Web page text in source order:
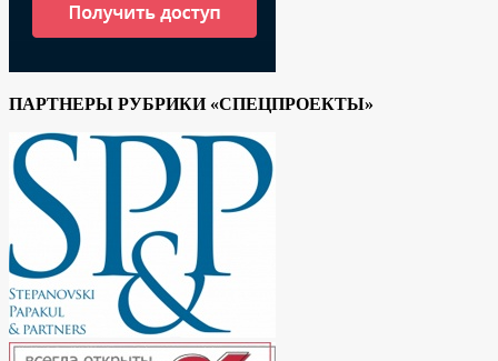
ПАРТНЕРЫ РУБРИКИ «СПЕЦПРОЕКТЫ»